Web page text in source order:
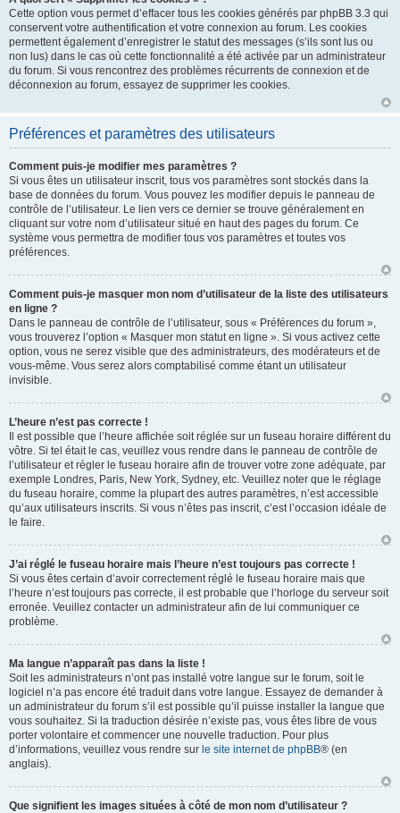
Cette option vous permet d’effacer tous les cookies générés par phpBB 3.3 qui
conservent votre authentification et votre connexion au forum. Les cookies
permettent également d’enregistrer le statut des messages (s’ils sont lus ou
non lus) dans le cas où cette fonctionnalité a été activée par un administrateur
du forum. Si vous rencontrez des problèmes récurrents de connexion et de
déconnexion au forum, essayez de supprimer les cookies.
Préférences et paramètres des utilisateurs
Comment puis-je modifier mes paramètres ?
Si vous êtes un utilisateur inscrit, tous vos paramètres sont stockés dans la
base de données du forum. Vous pouvez les modifier depuis le panneau de
contrôle de l’utilisateur. Le lien vers ce dernier se trouve généralement en
cliquant sur votre nom d’utilisateur situé en haut des pages du forum. Ce
système vous permettra de modifier tous vos paramètres et toutes vos
préférences.
Comment puis-je masquer mon nom d’utilisateur de la liste des utilisateurs
en ligne ?
Dans le panneau de contrôle de l’utilisateur, sous « Préférences du forum »,
vous trouverez l’option « Masquer mon statut en ligne ». Si vous activez cette
option, vous ne serez visible que des administrateurs, des modérateurs et de
vous-même. Vous serez alors comptabilisé comme étant un utilisateur
invisible.
L’heure n’est pas correcte !
Il est possible que l’heure affichée soit réglée sur un fuseau horaire différent du
vôtre. Si tel était le cas, veuillez vous rendre dans le panneau de contrôle de
l’utilisateur et régler le fuseau horaire afin de trouver votre zone adéquate, par
exemple Londres, Paris, New York, Sydney, etc. Veuillez noter que le réglage
du fuseau horaire, comme la plupart des autres paramètres, n’est accessible
qu’aux utilisateurs inscrits. Si vous n’êtes pas inscrit, c’est l’occasion idéale de
le faire.
J’ai réglé le fuseau horaire mais l’heure n’est toujours pas correcte !
Si vous êtes certain d’avoir correctement réglé le fuseau horaire mais que
l’heure n’est toujours pas correcte, il est probable que l’horloge du serveur soit
erronée. Veuillez contacter un administrateur afin de lui communiquer ce
problème.
Ma langue n’apparaît pas dans la liste !
Soit les administrateurs n’ont pas installé votre langue sur le forum, soit le
logiciel n’a pas encore été traduit dans votre langue. Essayez de demander à
un administrateur du forum s’il est possible qu’il puisse installer la langue que
vous souhaitez. Si la traduction désirée n’existe pas, vous êtes libre de vous
porter volontaire et commencer une nouvelle traduction. Pour plus
d’informations, veuillez vous rendre sur le site internet de phpBB® (en
anglais).
Que signifient les images situées à côté de mon nom d’utilisateur ?